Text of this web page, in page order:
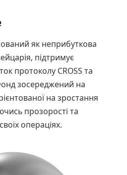
як неприбуткова
підтримує
протоколу CROSS та
зосереджений на
на зростання
прозорості та
операціях.